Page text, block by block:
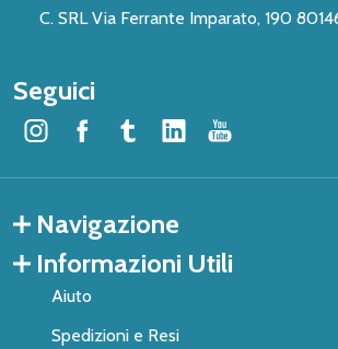
C. SRL Via Ferrante Imparato, 190
Seguici
Navigazione
Informazioni Utili
Aiuto
Spedizioni e Resi